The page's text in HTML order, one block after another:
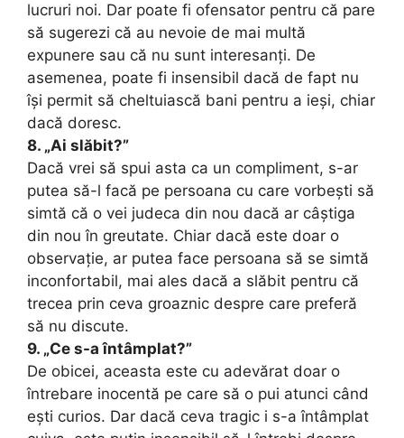
lucruri noi. Dar poate fi ofensator pentru că pare
să sugerezi că au nevoie de mai multă
expunere sau că nu sunt interesanți. De
asemenea, poate fi insensibil dacă de fapt nu
își permit să cheltuiască bani pentru a ieși, chiar
dacă doresc.
8. „Ai slăbit?”
Dacă vrei să spui asta ca un compliment, s-ar
putea să-l facă pe persoana cu care vorbești să
simtă că o vei judeca din nou dacă ar câștiga
din nou în greutate. Chiar dacă este doar o
observație, ar putea face persoana să se simtă
inconfortabil, mai ales dacă a slăbit pentru că
trecea prin ceva groaznic despre care preferă
să nu discute.
9. „Ce s-a întâmplat?”
De obicei, aceasta este cu adevărat doar o
întrebare inocentă pe care să o pui atunci când
ești curios. Dar dacă ceva tragic i s-a întâmplat